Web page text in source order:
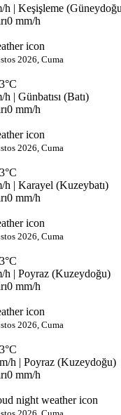
h | Keşişleme
0 mm/h
2026, Cuma
h | Günbatısı (Batı)
0 mm/h
2026, Cuma
h | Karayel (Kuzeybatı)
0 mm/h
2026, Cuma
h | Poyraz (Kuzeydoğu)
0 mm/h
2026, Cuma
h | Poyraz (Kuzeydoğu)
0 mm/h